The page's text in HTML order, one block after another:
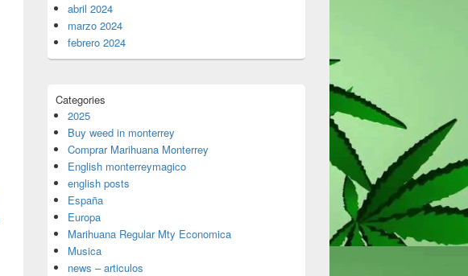
abril 2024
marzo 2024
febrero 2024
Categories
2025
Buy weed in monterrey
Comprar Marihuana Monterrey
English monterreymagico
english posts
España
Europa
Marihuana Regular Mty Economica
Musica
news – articulos